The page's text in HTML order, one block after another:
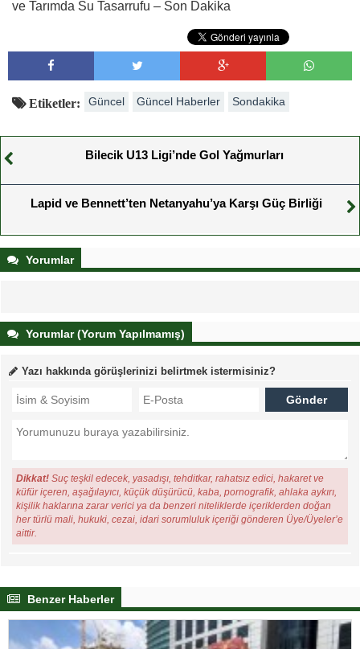
ve Tarımda Su Tasarrufu – Son Dakika
Etiketler: Güncel Güncel Haberler Sondakika
Bilecik U13 Ligi’nde Gol Yağmurları
Lapid ve Bennett’ten Netanyahu’ya Karşı Güç Birliği
Yorumlar
Yorumlar (Yorum Yapılmamış)
Yazı hakkında görüşlerinizi belirtmek istermisiniz?
Dikkat! Suç teşkil edecek, yasadışı, tehditkar, rahatsız edici, hakaret ve
küfür içeren, aşağılayıcı, küçük düşürücü, kaba, pornografik, ahlaka aykırı,
kişilik haklarına zarar verici ya da benzeri niteliklerde içeriklerden doğan
her türlü mali, hukuki, cezai, idari sorumluluk içeriği gönderen Üye/Üyeler’e
aittir.
Benzer Haberler